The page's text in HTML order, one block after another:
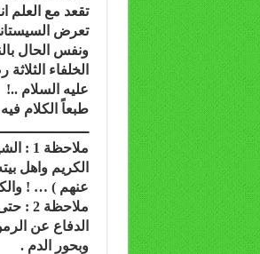
تقعد مع العلم
تعرض
ونفس الحال
الخلفاء
عليه السلام ..!
طبعاً الكلام
الكريم واهل
عنهم ) … !
الدفاع عن
وبحور الدم .